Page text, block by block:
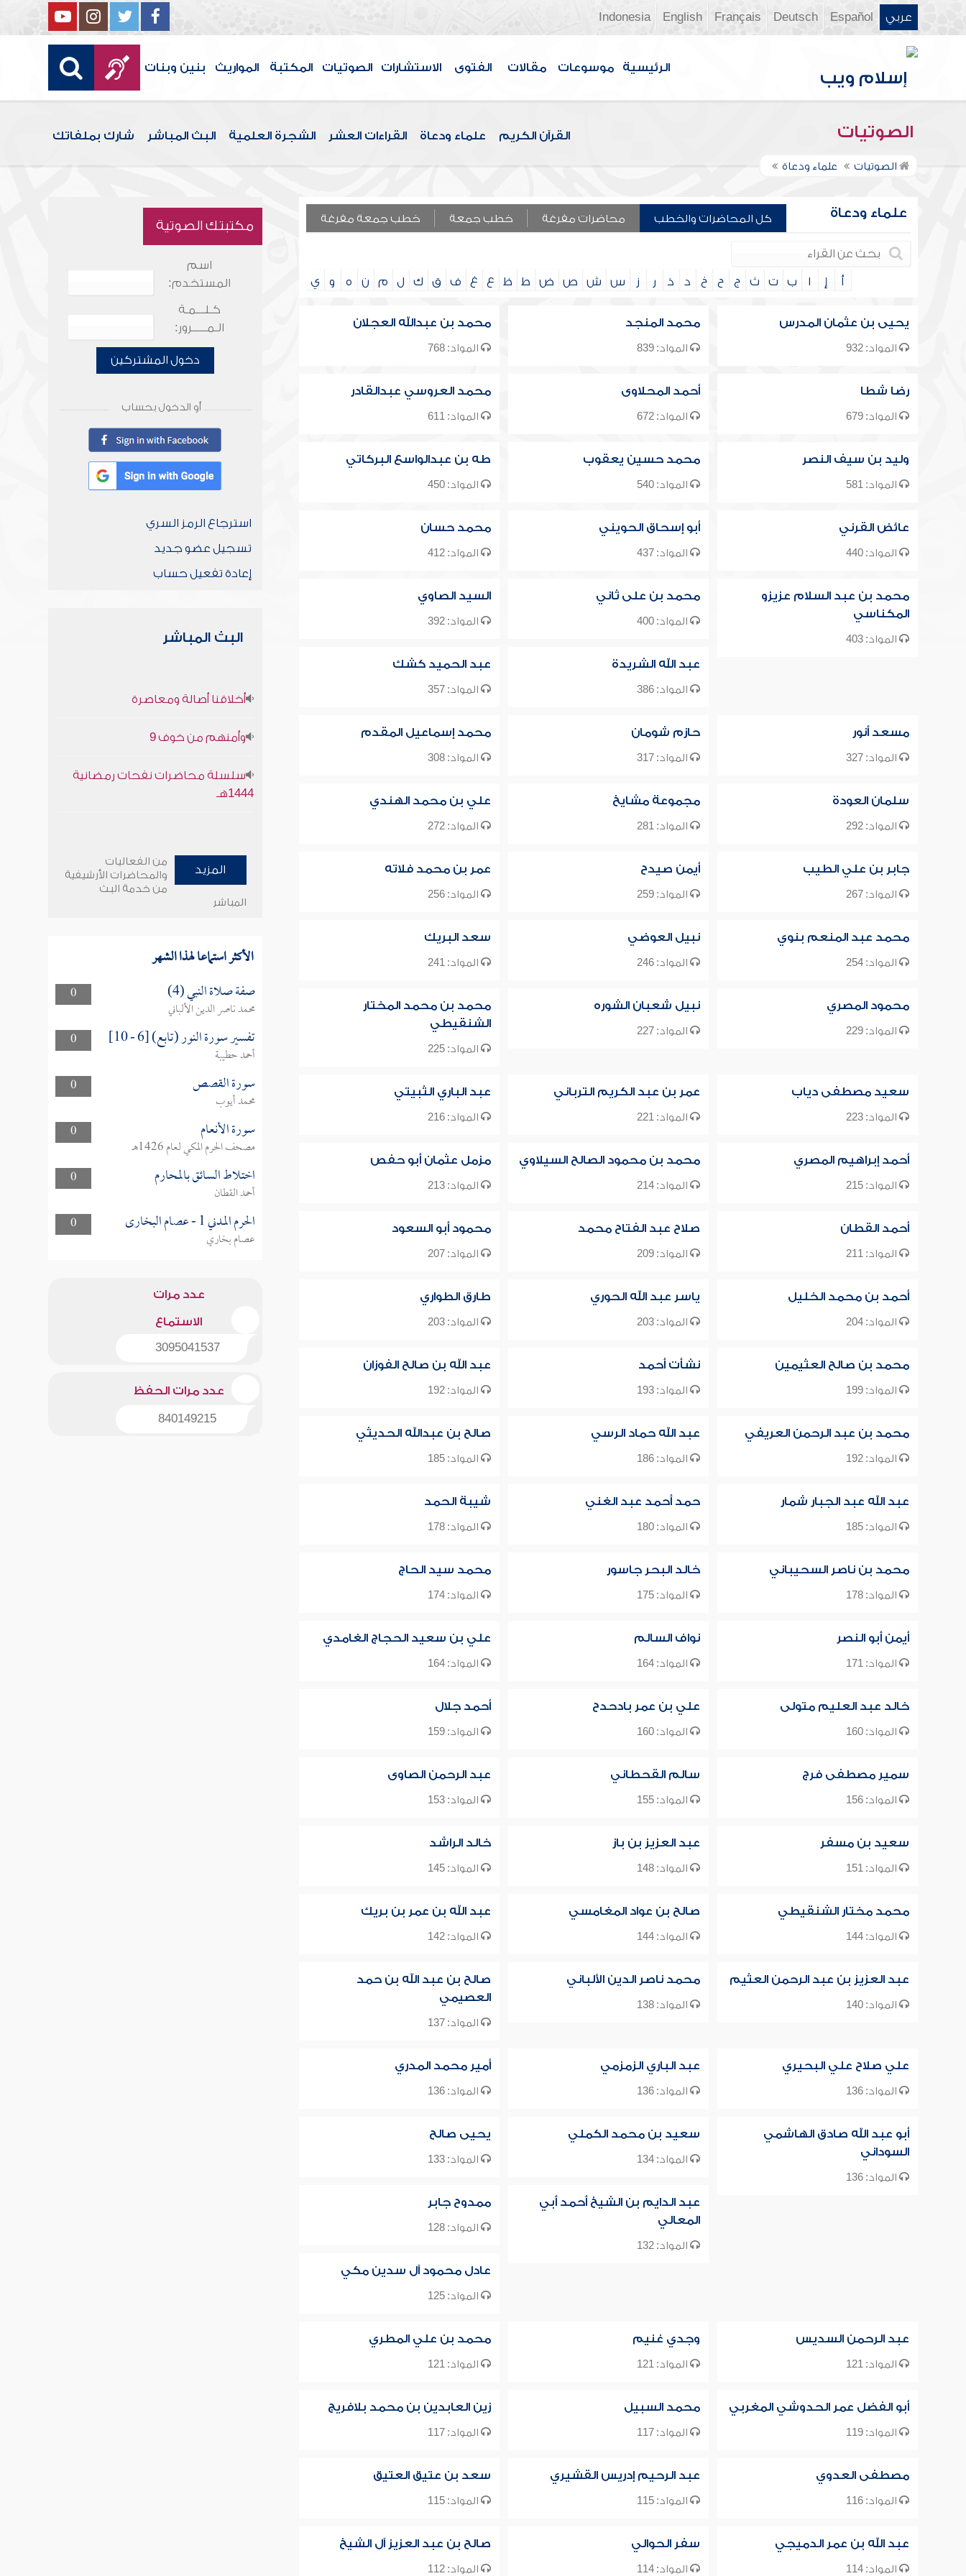
عربي Español
Deutsch
Français
English
Indonesia
الرئيسية موسوعات مقالات الفتوى الاستشارات الصوتيات المكتبة المواريث بنين وبنات
الصوتيات القرآن الكريم علماء ودعاة القراءات العشر الشجرة العلمية البث المباشر شارك بملفاتك
الصوتيات علماء ودعاة
علماء ودعاة كل المحاضرات والخطب محاضرات مفرغة خطب جمعة خطب جمعة مفرغة
أ إ ا ب ت ث ج ح خ د ذ ر ز س ش ص ض ط ظ ع غ ف ق ك ل م ن ه و ي
يحيى بن عثمان المدرس
المواد: 932
محمد المنجد
المواد: 839
محمد بن عبدالله العجلان
المواد: 768
رضا شطا
المواد: 679
أحمد المحلاوى
المواد: 672
محمد العروسي عبدالقادر
المواد: 611
وليد بن سيف النصر
المواد: 581
محمد حسين يعقوب
المواد: 540
طه بن عبدالواسع البركاتي
المواد: 450
عائض القرني
المواد: 440
أبو إسحاق الحويني
المواد: 437
محمد حسان
المواد: 412
محمد بن عبد السلام عزيزو
المكناسي
المواد: 403
محمد بن على ثاني
المواد: 400
السيد الصاوي
المواد: 392
عبد الله الشريدة
المواد: 386
عبد الحميد كشك
المواد: 357
مسعد أنور
المواد: 327
حازم شومان
المواد: 317
محمد إسماعيل المقدم
المواد: 308
سلمان العودة
المواد: 292
مجموعة مشايخ
المواد: 281
علي بن محمد الهندي
المواد: 272
جابر بن علي الطيب
المواد: 267
أيمن صيدح
المواد: 259
عمر بن محمد فلاته
المواد: 256
محمد عبد المنعم بنوي
المواد: 254
نبيل العوضي
المواد: 246
سعد البريك
المواد: 241
محمود المصري
المواد: 229
نبيل شعبان الشوره
المواد: 227
محمد بن محمد المختار
الشنقيطي
المواد: 225
سعيد مصطفى دياب
المواد: 223
عمر بن عبد الكريم الترباني
المواد: 221
عبد الباري الثبيتي
المواد: 216
أحمد إبراهيم المصري
المواد: 215
محمد بن محمود الصالح السيلاوي
المواد: 214
مزمل عثمان أبو حفص
المواد: 213
أحمد القطان
المواد: 211
صلاح عبد الفتاح محمد
المواد: 209
محمود أبو السعود
المواد: 207
أحمد بن محمد الخليل
المواد: 204
ياسر عبد الله الحوري
المواد: 203
طارق الطواري
المواد: 203
محمد بن صالح العثيمين
المواد: 199
نشأت أحمد
المواد: 193
عبد الله بن صالح الفوزان
المواد: 192
محمد بن عبد الرحمن العريفي
المواد: 192
عبد الله حماد الرسي
المواد: 186
صالح بن عبدالله الحديثي
المواد: 185
عبد الله عبد الجبار شمار
المواد: 185
حمد أحمد عبد الغني
المواد: 180
شيبة الحمد
المواد: 178
محمد بن ناصر السحيباني
المواد: 178
خالد البحر جاسور
المواد: 175
محمد سيد الحاج
المواد: 174
أيمن أبو النصر
المواد: 171
نواف السالم
المواد: 164
علي بن سعيد الحجاج الغامدي
المواد: 164
خالد عبد العليم متولى
المواد: 160
علي بن عمر بادحدح
المواد: 160
أحمد جلال
المواد: 159
سمير مصطفى فرج
المواد: 156
سالم القحطاني
المواد: 155
عبد الرحمن الصاوى
المواد: 153
سعيد بن مسفر
المواد: 151
عبد العزيز بن باز
المواد: 148
خالد الراشد
المواد: 145
محمد مختار الشنقيطي
المواد: 144
صالح بن عواد المغامسي
المواد: 144
عبد الله بن عمر بن بريك
المواد: 142
عبد العزيز بن عبد الرحمن العثيم
المواد: 140
محمد ناصر الدين الألباني
المواد: 138
صالح بن عبد الله بن حمد
العصيمي
المواد: 137
علي صلاح علي البحيري
المواد: 136
عبد الباري الزمزمي
المواد: 136
أمير محمد المدري
المواد: 136
أبو عبد الله صادق الهاشمي
السوداني
المواد: 136
سعيد بن محمد الكملي
المواد: 134
يحيى صالح
المواد: 133
عبد الدايم بن الشيخ أحمد أبي
المعالي
المواد: 132
ممدوح جابر
المواد: 128
عادل محمود آل سدين مكي
المواد: 125
عبد الرحمن السديس
المواد: 121
وجدي غنيم
المواد: 121
محمد بن علي المطري
المواد: 121
أبو الفضل عمر الحدوشي المغربي
المواد: 119
محمد السبيل
المواد: 117
زين العابدين بن محمد بلافريج
المواد: 117
مصطفى العدوي
المواد: 116
عبد الرحيم إدريس القشيري
المواد: 115
سعد بن عتيق العتيق
المواد: 115
عبد الله بن عمر الدميجي
المواد: 114
سفر الحوالي
المواد: 114
صالح بن عبد العزيز آل الشيخ
المواد: 112
مكتبتك الصوتية
اسم
المستخدم:
كـلـــمـة
الـمـــــرور:
دخول المشتركين
أو الدخول بحساب
استرجاع الرمز السري
تسجيل عضو جديد
إعادة تفعيل حساب
البث المباشر
أخلاقنا أصالة ومعاصرة
وأمنهم من خوف 9
سلسلة محاضرات نفحات رمضانية
1444هـ
المزيد
من الفعاليات
والمحاضرات الأرشيفية
من خدمة البث
المباشر
الأكثر استماعا لهذا الشهر
0 صفة صلاة النبي (4)
محمد ناصر الدين الألباني
0
تفسير سورة النور (تابع) [6 - 10]
أحمد حطيبة
0
سورة القصص
محمد أيوب
0
سورة الأنعام
مصحف الحرم المكي لعام 1426هـ
0
اختلاط السائق بالمحارم
أحمد القطان
0
الحرم المدني 1 - عصام البخارى
عصام بخاري
عدد مرات
الاستماع
3095041537
عدد مرات الحفظ
840149215